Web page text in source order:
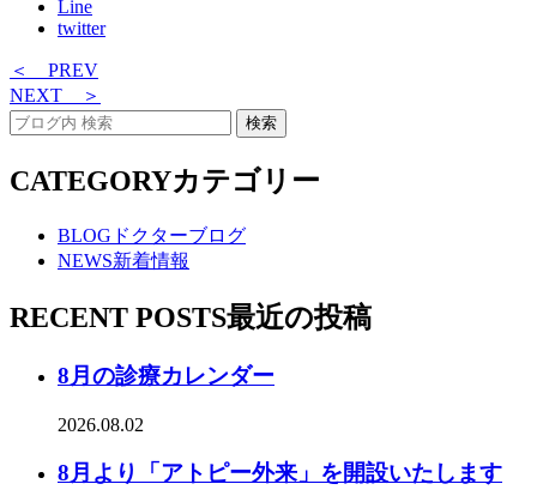
Line
twitter
＜ PREV
NEXT ＞
CATEGORYカテゴリー
BLOG ドクターブログ
NEWS新着情報
RECENT POSTS最近の投稿
8月の診療カレンダー
2026.08.02
8月より「アトピー外来」を開設いたします